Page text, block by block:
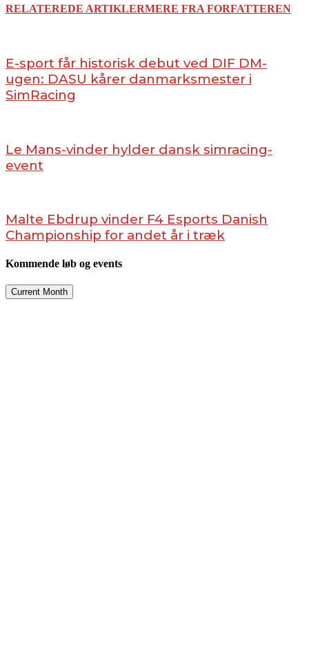
RELATEREDE ARTIKLERMERE FRA FORFATTEREN
E-sport får historisk debut ved DIF DM-
ugen: DASU kårer danmarksmester i
SimRacing
Le Mans-vinder hylder dansk simracing-
event
Malte Ebdrup vinder F4 Esports Danish
Championship for andet år i træk
Kommende løb og events
Current Month